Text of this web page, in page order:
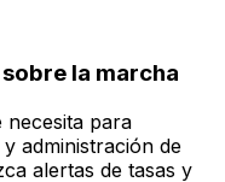
la marcha
necesita para
administración de
alertas de tasas y